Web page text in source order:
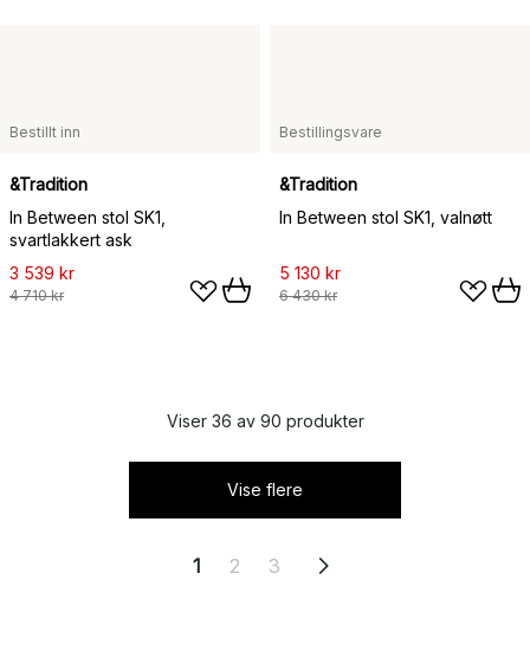
Bestillt inn
&Tradition
In Between stol SK1,
svartlakkert ask
3 539 kr
4 710 kr
Bestillingsvare
&Tradition
In Between stol SK1, valnøtt
5 130 kr
6 430 kr
Viser 36 av 90 produkter
Vise flere
1 2 3